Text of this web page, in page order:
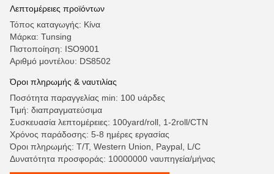
Λεπτομέρειες προϊόντων
Τόπος καταγωγής: Κίνα
Μάρκα: Tunsing
Πιστοποίηση: ISO9001
Αριθμό μοντέλου: DS8502
Όροι πληρωμής & ναυτιλίας
Ποσότητα παραγγελίας min: 100 υάρδες
Τιμή: διαπραγματεύσιμα
Συσκευασία λεπτομέρειες: 100yard/roll, 1-2roll/CTN
Χρόνος παράδοσης: 5-8 ημέρες εργασίας
Όροι πληρωμής: T/T, Western Union, Paypal, L/C
Δυνατότητα προσφοράς: 10000000 ναυπηγεία/μήνας